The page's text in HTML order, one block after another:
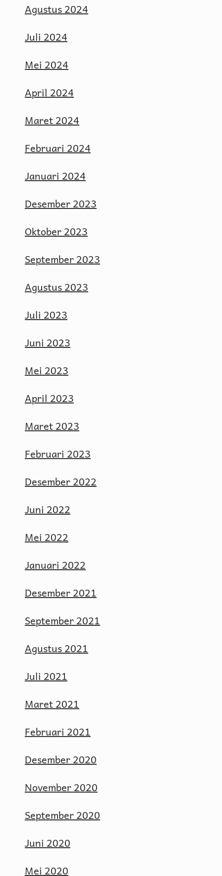
Agustus 2024
Juli 2024
Mei 2024
April 2024
Maret 2024
Februari 2024
Januari 2024
Desember 2023
Oktober 2023
September 2023
Agustus 2023
Juli 2023
Juni 2023
Mei 2023
April 2023
Maret 2023
Februari 2023
Desember 2022
Juni 2022
Mei 2022
Januari 2022
Desember 2021
September 2021
Agustus 2021
Juli 2021
Maret 2021
Februari 2021
Desember 2020
November 2020
September 2020
Juni 2020
Mei 2020